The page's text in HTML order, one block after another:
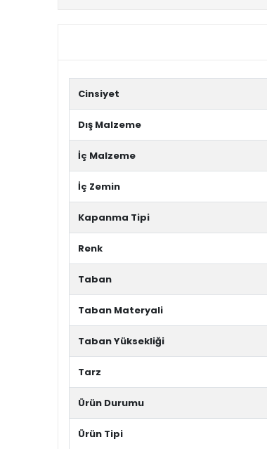
Cinsiyet
Dış Malzeme
İç Malzeme
İç Zemin
Kapanma Tipi
Renk
Taban
Taban Materyali
Taban Yüksekliği
Tarz
Ürün Durumu
Ürün Tipi